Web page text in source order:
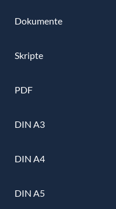
Dokumente
Skripte
PDF
DIN A3
DIN A4
DIN A5